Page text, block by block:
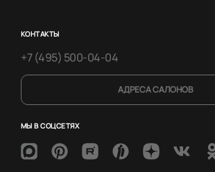
КОНТАКТЫ
+7 (495) 500-04-04
АДРЕСА САЛОНОВ
МЫ В СОЦСЕТЯХ